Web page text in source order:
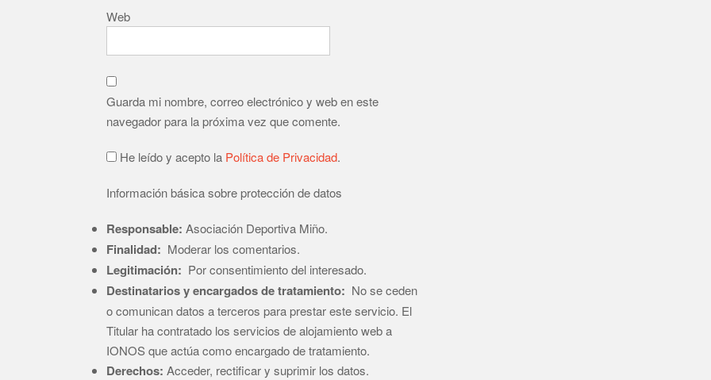
Web
Guarda mi nombre, correo electrónico y web en este
navegador para la próxima vez que comente.
He leído y acepto la Política de Privacidad.
Información básica sobre protección de datos
Responsable: Asociación Deportiva Miño.
Finalidad: Moderar los comentarios.
Legitimación: Por consentimiento del interesado.
Destinatarios y encargados de tratamiento: No se ceden
o comunican datos a terceros para prestar este servicio. El
Titular ha contratado los servicios de alojamiento web a
IONOS que actúa como encargado de tratamiento.
Derechos: Acceder, rectificar y suprimir los datos.